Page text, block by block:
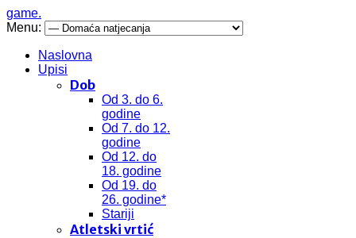
game.
Menu:
Naslovna
Upisi
Dob
Od 3. do 6.
godine
Od 7. do 12.
godine
Od 12. do
18. godine
Od 19. do
26. godine*
Stariji
Atletski vrtić